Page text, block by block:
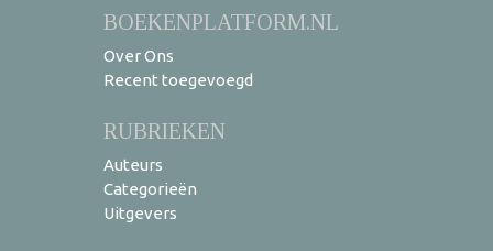
BOEKENPLATFORM.NL
Over Ons
Recent toegevoegd
RUBRIEKEN
Auteurs
Categorieën
Uitgevers